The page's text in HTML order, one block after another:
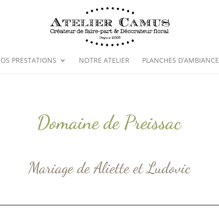
PRESTATIONS NOTRE ATELIER PLANCHES D’AMBIANCE
Domaine de Preissac
Mariage de Aliette et Ludovic